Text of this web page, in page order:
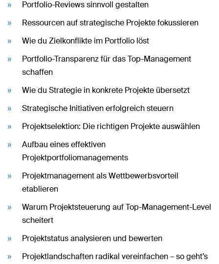
Portfolio-Reviews sinnvoll gestalten
Ressourcen auf strategische Projekte fokussieren
Wie du Zielkonflikte im Portfolio löst
Portfolio-Transparenz für das Top-Management
schaffen
Wie du Strategie in konkrete Projekte übersetzt
Strategische Initiativen erfolgreich steuern
Projektselektion: Die richtigen Projekte auswählen
Aufbau eines effektiven
Projektportfoliomanagements
Projektmanagement als Wettbewerbsvorteil
etablieren
Warum Projektsteuerung auf Top-Management-Level
scheitert
Projektstatus analysieren und bewerten
Projektlandschaften radikal vereinfachen – so geht’s